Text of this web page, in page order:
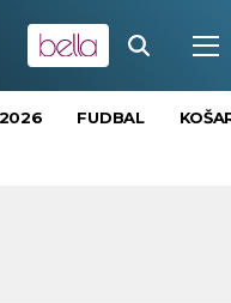
2026 FUDBAL